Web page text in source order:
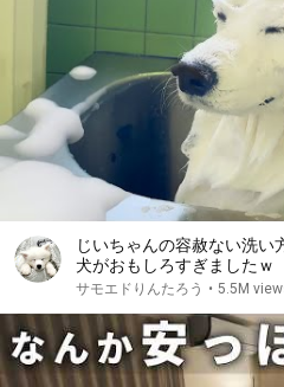
じいちゃんの容赦ない洗い
犬がおもしろすぎましたｗ
サモエドりんたろう • 5.5M